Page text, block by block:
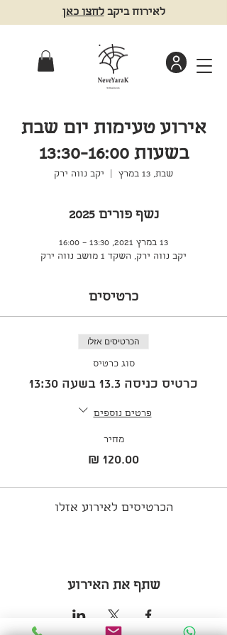
לאירוח ביקבלחצו כאן
אירוע טעימות יום שבת
בשעות 13:30-16:00
שבת, 13 במרץ יקב נווה ירק
נשף פורים 2025
13 במרץ 2021, 13:30 – 16:00
יקב נווה ירק, השקד 1 מושב נווה ירק
כרטיסים
הכרטיסים אזלו
סוג כרטיס
כרטיס כניסה 13.3 בשעה 13:30
פרטים נוספים
מחיר
הכרטיסים לאירוע אזלו
שתף את האירוע